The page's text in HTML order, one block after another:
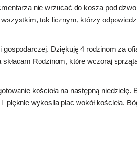
nie wrzucać do kosza pod
tak licznym, którzy
gospodarczej. Dziękuję 4 rodzinom za
Rodzinom, które wczoraj
kościoła na następną niedzielę.
wykosiła plac wokół kościoła.